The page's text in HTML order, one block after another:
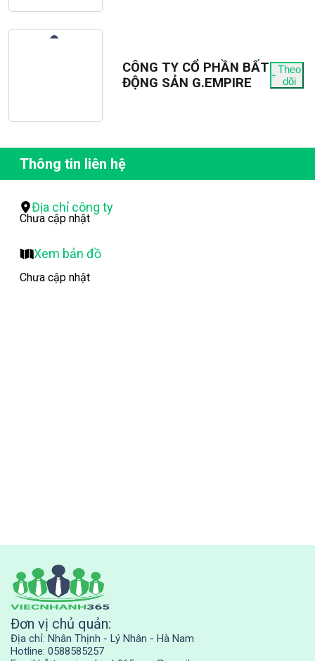
CÔNG TY CỔ PHẦN BẤT
ĐỘNG SẢN G.EMPIRE
Theo
dõi
Thông tin liên hệ
Địa chỉ công ty
Chưa cập nhật
Xem bản đồ
Chưa cập nhật
Đơn vị chủ quản:
Địa chỉ: Nhân Thịnh - Lý Nhân - Hà Nam
Hotline: 0588585257